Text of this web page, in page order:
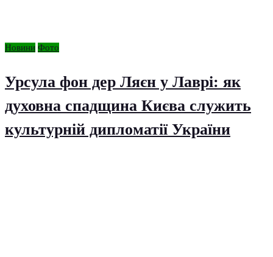
Новини Фото
Урсула фон дер Ляєн у Лаврі: як
духовна спадщина Києва служить
культурній дипломатії України